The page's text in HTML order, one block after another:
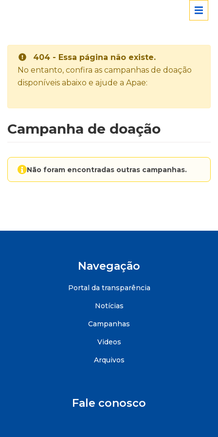
404 - Essa página não existe.
No entanto, confira as campanhas de doação
disponíveis abaixo e ajude a Apae:
Campanha de doação
Não foram encontradas outras campanhas.
Navegação
Portal da transparência
Notícias
Campanhas
Videos
Arquivos
Fale conosco